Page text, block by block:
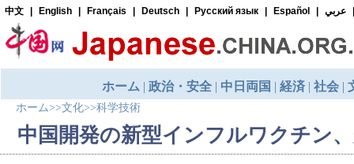
ホーム>>文化>>科学技術
中国開発の新型インフルワクチン